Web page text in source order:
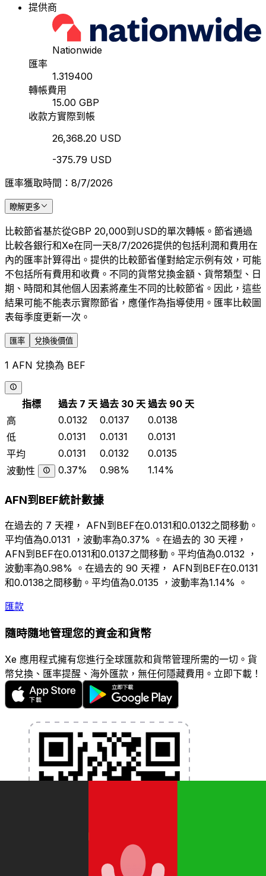
提供商
Nationwide
匯率
1.319400
轉帳費用
15.00 GBP
收款方實際到帳
26,368.20 USD
-375.79 USD
匯率獲取時間：8/7/2026
瞭解更多
比較節省基於從GBP 20,000到USD的單次轉帳。節省通過
比較各銀行和Xe在同一天8/7/2026提供的包括利潤和費用在
內的匯率計算得出。提供的比較節省僅對給定示例有效，可能
不包括所有費用和收費。不同的貨幣兌換金額、貨幣類型、日
期、時間和其他個人因素將產生不同的比較節省。因此，這些
結果可能不能表示實際節省，應僅作為指導使用。匯率比較圖
表每季度更新一次。
匯率 兌換後價值
1 AFN 兌換為 BEF
指標 過去 7 天 過去 30 天 過去 90 天
高
0.0132 0.0137
0.0138
低
0.0131 0.0131
0.0131
平均
0.0131 0.0132
0.0135
波動性
0.37% 0.98% 1.14%
AFN到BEF統計數據
在過去的 7 天裡， AFN到BEF在0.0131和0.0132之間移動。
平均值為0.0131 ，波動率為0.37% 。在過去的 30 天裡，
AFN到BEF在0.0131和0.0137之間移動。平均值為0.0132 ，
波動率為0.98% 。在過去的 90 天裡， AFN到BEF在0.0131
和0.0138之間移動。平均值為0.0135 ，波動率為1.14% 。
匯款
隨時隨地管理您的資金和貨幣
Xe 應用程式擁有您進行全球匯款和貨幣管理所需的一切。貨
幣兌換、匯率提醒、海外匯款，無任何隱藏費用。立即下載！